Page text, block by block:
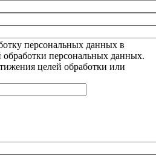
персональных данных в
обработки персональных данных.
целей обработки или